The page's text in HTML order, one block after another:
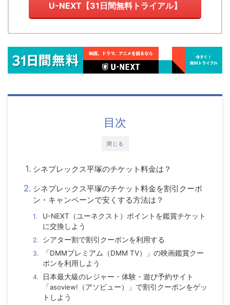
U-NEXT【31日間無料トライアル】
閉じる
目次
シネプレックス平塚のチケット料金は？
シネプレックス平塚のチケット料金を割引クーポ
ン・キャンペーンで安くする方法は？
U-NEXT（ユーネクスト）ポイントを鑑賞チケット
に交換しよう
シアター割で割引クーポンを利用する
「DMMプレミアム（DMM TV）」の映画鑑賞クー
ポンを利用しよう
日本最大級のレジャー・体験・遊び予約サイト
「asoview! （アソビュー）」で割引クーポンをゲッ
トしよう